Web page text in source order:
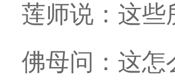
莲师说：这些
佛母问：这怎